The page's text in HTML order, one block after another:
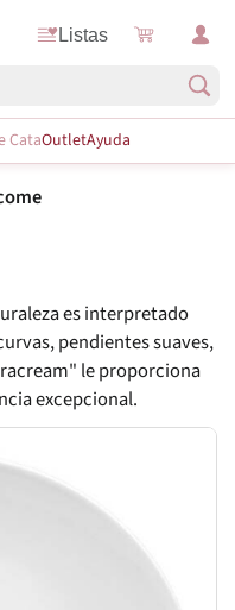
Listas
CataOutletAyuda
es interpretado
pendientes suaves,
le proporciona
excepcional.